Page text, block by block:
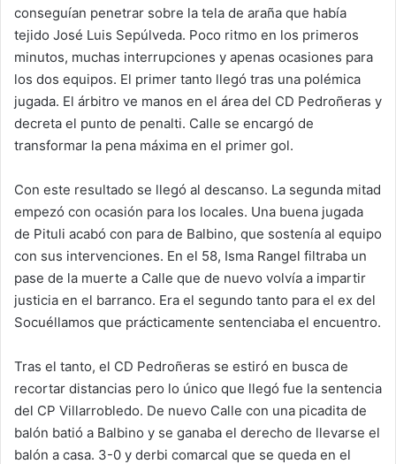
conseguían penetrar sobre la tela de araña que había
tejido José Luis Sepúlveda. Poco ritmo en los primeros
minutos, muchas interrupciones y apenas ocasiones para
los dos equipos. El primer tanto llegó tras una polémica
jugada. El árbitro ve manos en el área del CD Pedroñeras y
decreta el punto de penalti. Calle se encargó de
transformar la pena máxima en el primer gol.
Con este resultado se llegó al descanso. La segunda mitad
empezó con ocasión para los locales. Una buena jugada
de Pituli acabó con para de Balbino, que sostenía al equipo
con sus intervenciones. En el 58, Isma Rangel filtraba un
pase de la muerte a Calle que de nuevo volvía a impartir
justicia en el barranco. Era el segundo tanto para el ex del
Socuéllamos que prácticamente sentenciaba el encuentro.
Tras el tanto, el CD Pedroñeras se estiró en busca de
recortar distancias pero lo único que llegó fue la sentencia
del CP Villarrobledo. De nuevo Calle con una picadita de
balón batió a Balbino y se ganaba el derecho de llevarse el
balón a casa. 3-0 y derbi comarcal que se queda en el